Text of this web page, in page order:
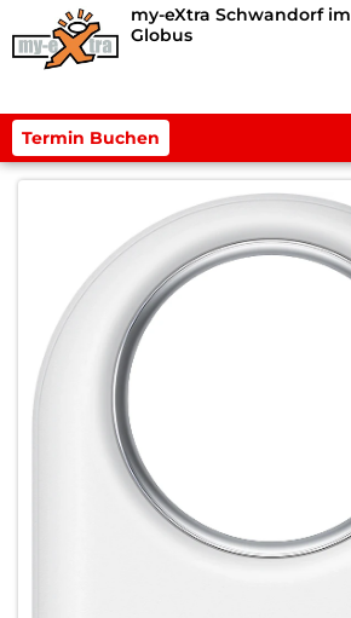
my-eXtra Schwandorf im
Globus
Termin Buchen